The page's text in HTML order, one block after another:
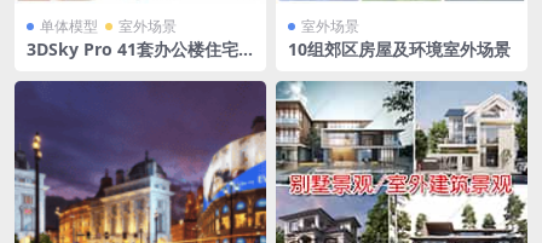
单体模型 室外场景
3DSky Pro 41套办公楼住宅
室外场景
10组郊区房屋及环境室外场景